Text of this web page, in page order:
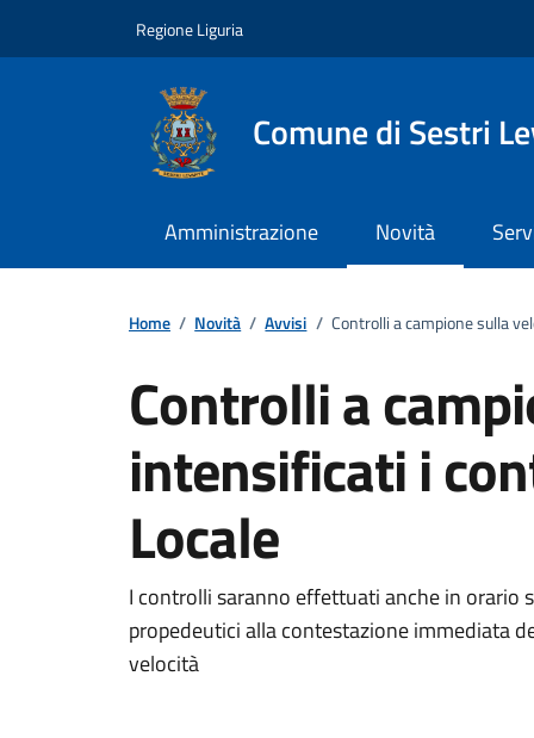
Regione Liguria
Comune di Sestri
Amministrazione Novità
Home / Novità / Avvisi / Controlli a campione sulla
Controlli a
intensificati i
Locale
Dettagli della
I controlli saranno effettuati anche in orario
propedeutici alla contestazione immediata
velocità